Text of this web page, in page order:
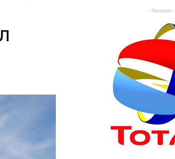
- Реклама -